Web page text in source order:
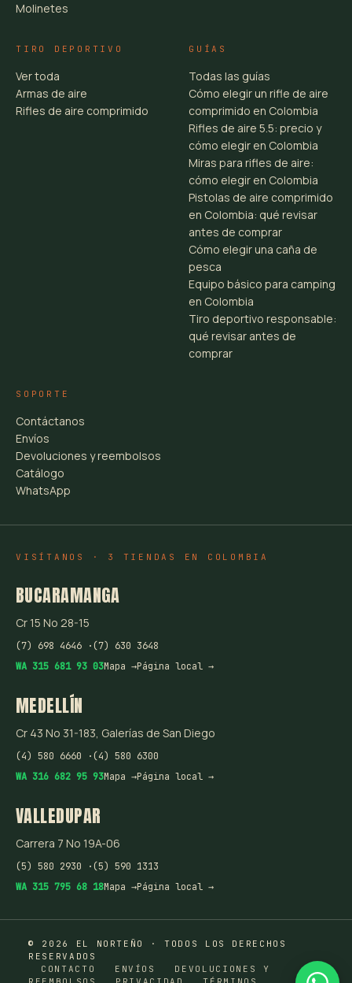
Molinetes
TIRO DEPORTIVO
Ver toda
Armas de aire
Rifles de aire comprimido
GUÍAS
Todas las guías
Cómo elegir un rifle de aire
comprimido en Colombia
Rifles de aire 5.5: precio y
cómo elegir en Colombia
Miras para rifles de aire:
cómo elegir en Colombia
Pistolas de aire comprimido
en Colombia: qué revisar
antes de comprar
Cómo elegir una caña de
pesca
Equipo básico para camping
en Colombia
Tiro deportivo responsable:
qué revisar antes de
comprar
SOPORTE
Contáctanos
Envíos
Devoluciones y reembolsos
Catálogo
WhatsApp
VISÍTANOS · 3 TIENDAS EN COLOMBIA
BUCARAMANGA
Cr 15 No 28-15
(7) 698 4646 ·(7) 630 3648
WA 315 681 93 03Mapa →Página local →
MEDELLÍN
Cr 43 No 31-183, Galerías de San Diego
(4) 580 6660 ·(4) 580 6300
WA 316 682 95 93Mapa →Página local →
VALLEDUPAR
Carrera 7 No 19A-06
(5) 580 2930 ·(5) 590 1313
WA 315 795 68 18Mapa →Página local →
© 2026 EL NORTEÑO · TODOS LOS DERECHOS
RESERVADOS
CONTACTO
ENVÍOS
DEVOLUCIONES Y